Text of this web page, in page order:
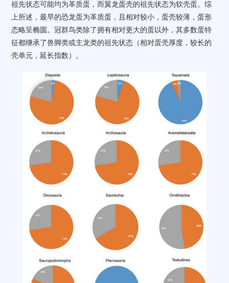
祖先状态可能均为革质蛋，而翼龙蛋壳的祖先状态为软壳蛋。综
上所述，最早的恐龙蛋为革质蛋，且相对较小，蛋壳较薄，蛋形
态略呈椭圆。冠群鸟类除了拥有相对更大的蛋以外，其多数蛋特
征都继承了兽脚类或主龙类的祖先状态（相对蛋壳厚度，较长的
壳单元，延长指数）。